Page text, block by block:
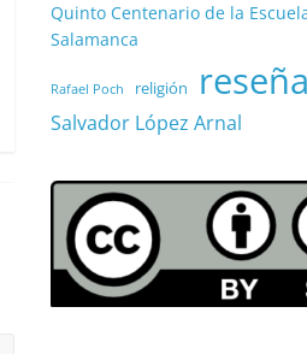
Quinto Centenario de la
Salamanca
Rafael Poch religión
Salvador López Arnal